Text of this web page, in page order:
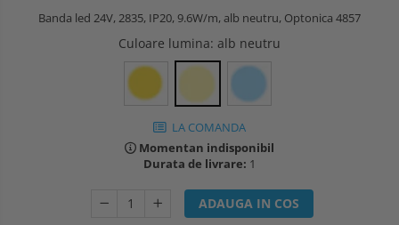
Banda led 24V, 2835, IP20, 9.6W/m, alb neutru, Optonica 4857
Culoare lumina: alb neutru
LA COMANDA
Momentan indisponibil
Durata de livrare: 1
ADAUGA IN COS